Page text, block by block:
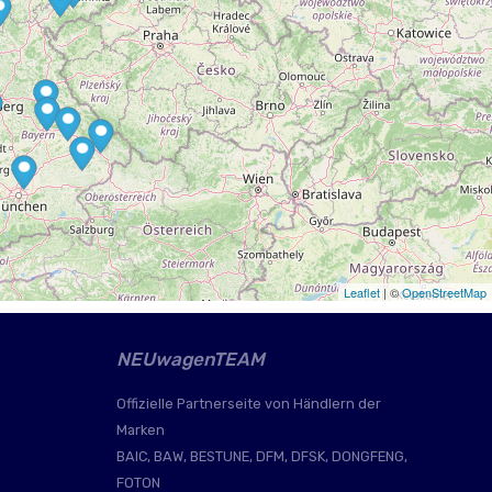
Leaflet| ©OpenStreetMap
NEUwagenTEAM
Offizielle Partnerseite von Händlern der
Marken
BAIC, BAW, BESTUNE, DFM, DFSK, DONGFENG,
FOTON